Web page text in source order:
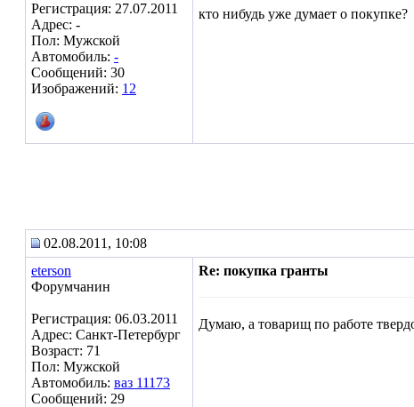
Регистрация: 27.07.2011
Адрес: -
Пол: Мужской
Автомобиль: -
Сообщений: 30
Изображений: 12
кто нибудь уже думает о покупке?
02.08.2011, 10:08
eterson
Форумчанин
Регистрация: 06.03.2011
Адрес: Санкт-Петербург
Возраст: 71
Пол: Мужской
Автомобиль: ваз 11173
Сообщений: 29
Re: покупка гранты
Думаю, а товарищ по работе